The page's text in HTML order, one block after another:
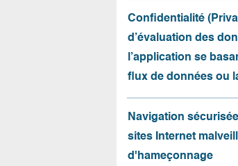
Confidentialité
d’évaluation des
l’application se
flux de données ou
Navigation
sites Internet
d'hameçonnage